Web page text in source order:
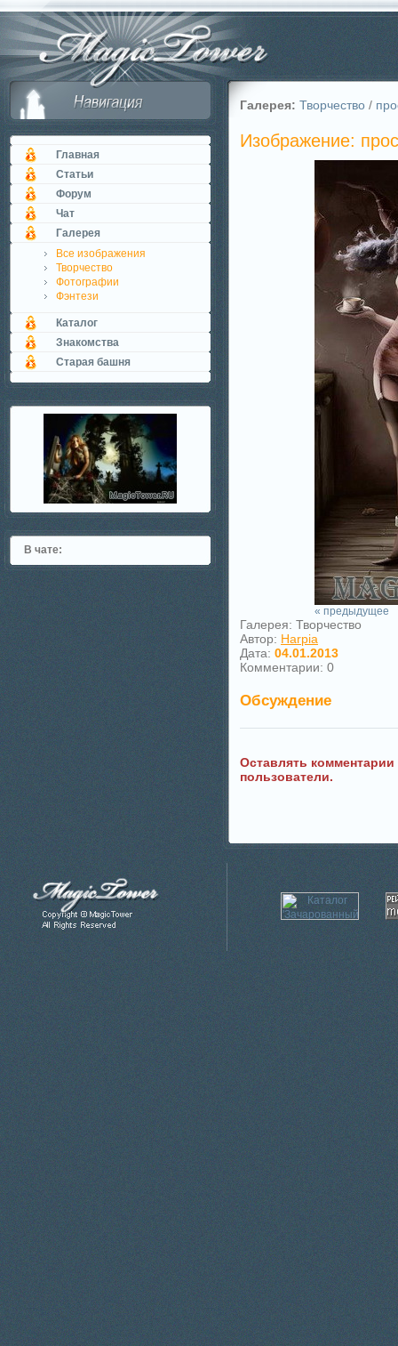
Главная
Статьи
Форум
Чат
Галерея
Все изображения
Творчество
Фотографии
Фэнтези
Каталог
Знакомства
Старая башня
В чате:
Галерея: Творчество /
Изображение:
« предыдущее
Галерея: Творчество
Автор: Harpia
Дата: 04.01.2013
Комментарии: 0
Обсуждение
Оставлять
пользователи.